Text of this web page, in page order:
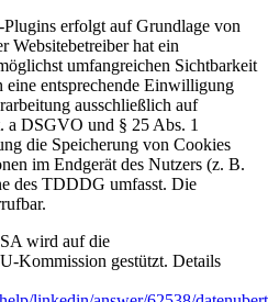
erfolgt auf Grundlage von
hat ein
umfangreichen Sichtbarkeit
entsprechende Einwilligung
ausschließlich auf
a DSGVO und § 25 Abs. 1
die Speicherung von Cookies
im Endgerät des Nutzers (z. B.
des TDDDG umfasst. Die
wird auf die
Kommission gestützt. Details